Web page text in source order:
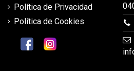
Política de Privacidad
Política de Cookies